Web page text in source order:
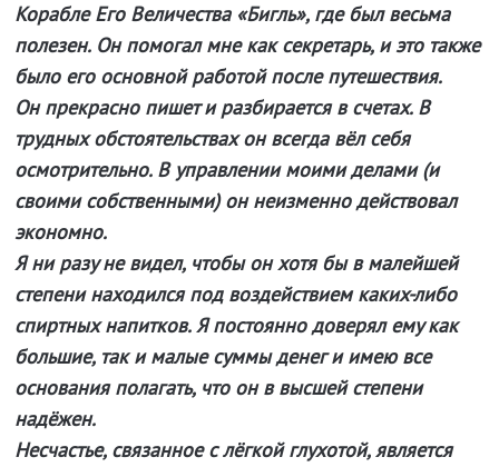
Корабле Его Величества «Бигль», где был весьма
полезен. Он помогал мне как секретарь, и это также
былo его основной работой после путешествия.
Он прекрасно пишет и разбирается в счетах. В
трудных обстоятельствах он всегда вёл себя
осмотрительно. В управлении моими делами (и
своими собственными) он неизменно действовал
экономно.
Я ни разу не видел, чтобы он хотя бы в малейшей
степени находился под воздействием каких-либо
спиртных напитков. Я постоянно доверял ему как
большие, так и малые суммы денег и имею все
основания полагать, что он в высшей степени
надёжен.
Несчастье, связанное с лёгкой глухотой, является